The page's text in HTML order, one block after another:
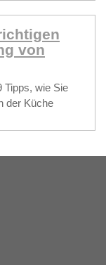
von
Tipps, wie Sie
der Küche